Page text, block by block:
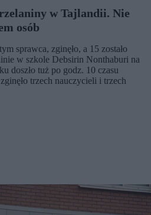
w Tajlandii. Nie
osób
sprawca, zginęło, a 15 zostało
w szkole Debsirin Nonthaburi na
doszło tuż po godz. 10 czasu
trzech nauczycieli i trzech